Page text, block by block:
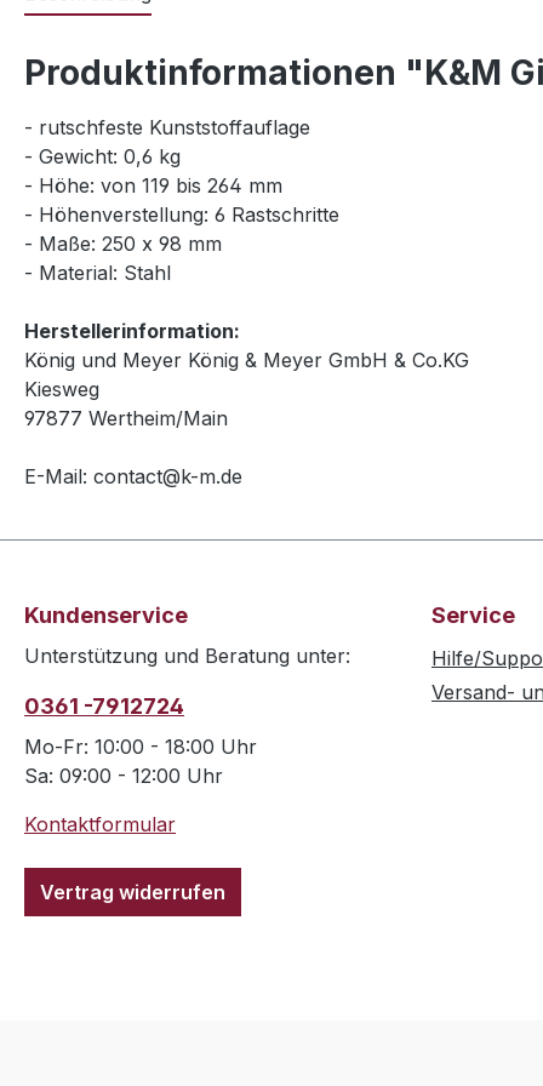
Produktinformationen "K&M
- rutschfeste Kunststoffauflage
- Gewicht: 0,6 kg
- Höhe: von 119 bis 264 mm
- Höhenverstellung: 6 Rastschritte
- Maße: 250 x 98 mm
- Material: Stahl
Herstellerinformation:
König und Meyer König & Meyer GmbH & Co.KG
Kiesweg
97877 Wertheim/Main
E-Mail: contact@k-m.de
Kundenservice
Unterstützung und Beratung unter:
0361 -7912724
Mo-Fr: 10:00 - 18:00 Uhr
Sa: 09:00 - 12:00 Uhr
Kontaktformular
Vertrag widerrufen
Service
Hilfe/
Versand-